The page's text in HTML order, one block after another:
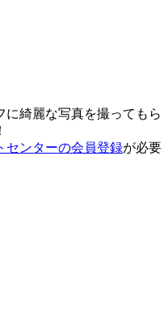
に綺麗な写真を撮ってもら
センターの会員登録が必要